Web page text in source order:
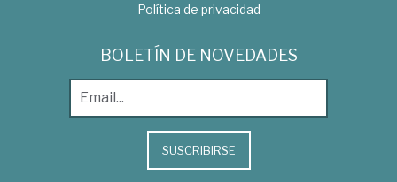
Política de privacidad
BOLETÍN DE NOVEDADES
SUSCRIBIRSE